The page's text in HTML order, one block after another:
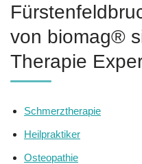
von biomag®
Therapie
Schmerztherapie
Heilpraktiker
Osteopathie